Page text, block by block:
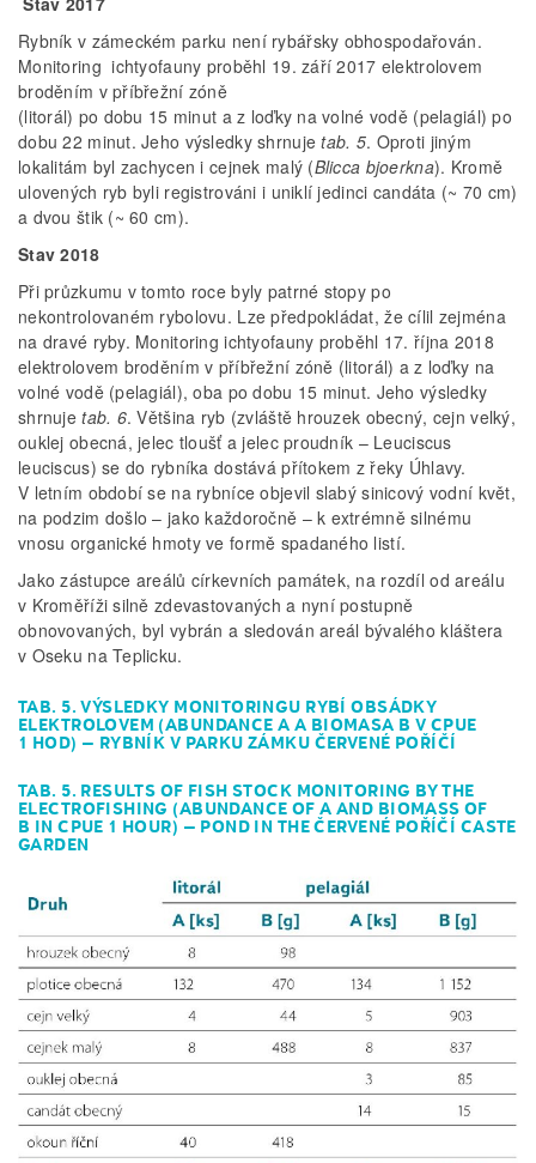
Rybník v zámeckém parku není rybářsky obhospodařován.
Monitoring ichtyofauny proběhl 19. září 2017 elektrolovem
broděním v příbřežní zóně
(litorál) po dobu 15 minut a z loďky na volné vodě (pelagiál) po
dobu 22 minut. Jeho výsledky shrnujetab. 5. Oproti jiným
lokalitám byl zachycen i cejnek malý (Blicca bjoerkna). Kromě
ulovených ryb byli registrováni i uniklí jedinci candáta (~ 70 cm)
a dvou štik (~ 60 cm).
Stav 2018
Při průzkumu v tomto roce byly patrné stopy po
nekontrolovaném rybolovu. Lze předpokládat, že cílil zejména
na dravé ryby. Monitoring ichtyofauny proběhl 17. října 2018
elektrolovem broděním v příbřežní zóně (litorál) a z loďky na
volné vodě (pelagiál), oba po dobu 15 minut. Jeho výsledky
shrnujetab. 6. Většina ryb (zvláště hrouzek obecný, cejn velký,
ouklej obecná, jelec tloušť a jelec proudník – Leuciscus
leuciscus) se do rybníka dostává přítokem z řeky Úhlavy.
V letním období se na rybníce objevil slabý sinicový vodní květ,
na podzim došlo – jako každoročně – k extrémně silnému
vnosu organické hmoty ve formě spadaného listí.
Jako zástupce areálů církevních památek, na rozdíl od areálu
v Kroměříži silně zdevastovaných a nyní postupně
obnovovaných, byl vybrán a sledován areál bývalého kláštera
v Oseku na Teplicku.
TAB. 5. VÝSLEDKY MONITORINGU RYBÍ OBSÁDKY
ELEKTROLOVEM (ABUNDANCE A A BIOMASA B V CPUE
1 HOD) – RYBNÍK V PARKU ZÁMKU ČERVENÉ POŘÍČÍ
TAB. 5. RESULTS OF FISH STOCK MONITORING BY THE
ELECTROFISHING (ABUNDANCE OF A AND BIOMASS OF
B IN CPUE 1 HOUR) – POND IN THE ČERVENÉ POŘÍČÍ CASTE
GARDEN